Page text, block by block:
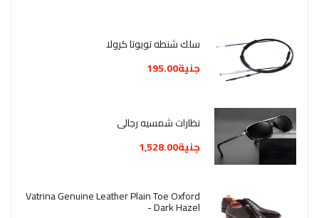
سلك شنطه تويوتا كرولا
جنية195.00
نظارات شمسيه رجالي
جنية1,528.00
Vatrina Genuine Leather Plain Toe Oxford
- Dark Hazel